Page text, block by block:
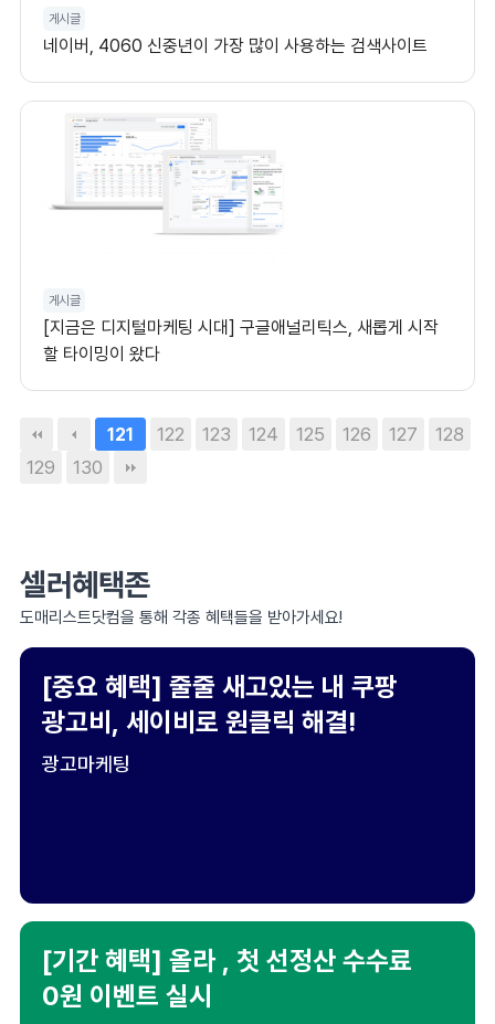
게시글
네이버, 4060 신중년이 가장 많이 사용하는 검색사이트
게시글
[지금은 디지털마케팅 시대] 구글애널리틱스, 새롭게 시작
할 타이밍이 왔다
121 122 123 124 125 126 127
128
129
130
셀러혜택존
도매리스트닷컴을 통해 각종 혜택들을 받아가세요!
[중요 혜택] 줄줄 새고있는 내 쿠팡
광고비, 세이비로 원클릭 해결!
광고마케팅
[기간 혜택] 올라 , 첫 선정산 수수료
0원 이벤트 실시